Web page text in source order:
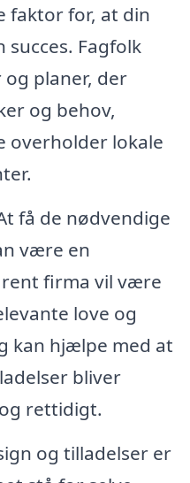
faktor for, at din
Fagfolk
planer, der
og behov,
overholder lokale
få de nødvendige
være en
firma vil være
love og
kan hjælpe med at
bliver
rettidigt.
og tilladelser er